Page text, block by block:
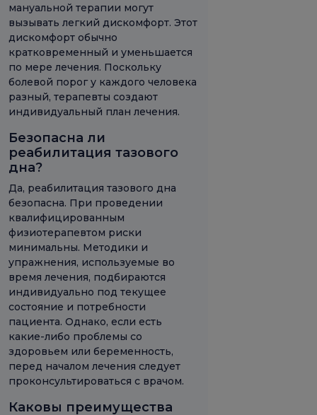
мануальной терапии могут
вызывать легкий дискомфорт. Этот
дискомфорт обычно
кратковременный и уменьшается
по мере лечения. Поскольку
болевой порог у каждого человека
разный, терапевты создают
индивидуальный план лечения.
Безопасна ли
реабилитация тазового
дна?
Да, реабилитация тазового дна
безопасна. При проведении
квалифицированным
физиотерапевтом риски
минимальны. Методики и
упражнения, используемые во
время лечения, подбираются
индивидуально под текущее
состояние и потребности
пациента. Однако, если есть
какие-либо проблемы со
здоровьем или беременность,
перед началом лечения следует
проконсультироваться с врачом.
Каковы преимущества